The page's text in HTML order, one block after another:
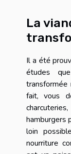
La
Il a été
études
fait, vous
hamburgers
loin
nourriture